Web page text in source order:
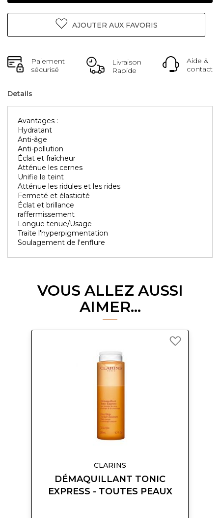
AJOUTER AUX FAVORIS
Paiement
sécurisé
Livraison
Rapide
Aide &
contact
Details
Avantages :
Hydratant
Anti-âge
Anti-pollution
Éclat et fraîcheur
Atténue les cernes
Unifie le teint
Atténue les ridules et les rides
Fermeté et élasticité
Éclat et brillance
raffermissement
Longue tenue/Usage
Traite l'hyperpigmentation
Soulagement de l'enflure
VOUS ALLEZ AUSSI
AIMER...
CLARINS
DÉMAQUILLANT TONIC
EXPRESS - TOUTES PEAUX